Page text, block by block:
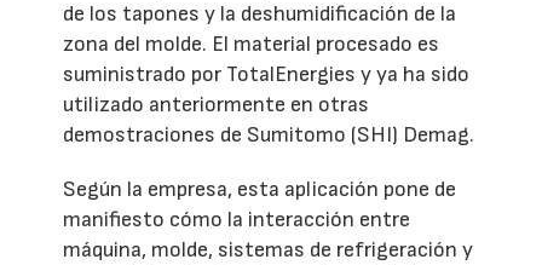
de los tapones y la deshumidificación de la
zona del molde. El material procesado es
suministrado por TotalEnergies y ya ha sido
utilizado anteriormente en otras
demostraciones de Sumitomo (SHI) Demag.
Según la empresa, esta aplicación pone de
manifiesto cómo la interacción entre
máquina, molde, sistemas de refrigeración y